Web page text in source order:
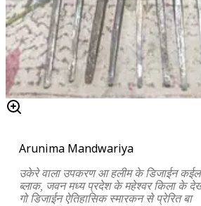
Arunima Mandwariya
उकेरे वाला उपकरण आ हलीम के डिजाईन
ब्लाक, जवन मध्य प्रदेश के महेश्वर किला के
गो डिजाईन ऐतिहासिक स्मारकन से प्रेरित बा